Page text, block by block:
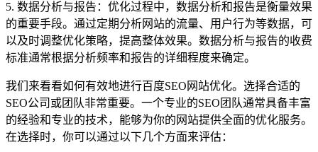
5. 数据分析与报告：优化过程中，数据分析和报告是衡量效果
的重要手段。通过定期分析网站的流量、用户行为等数据，可
以及时调整优化策略，提高整体效果。数据分析与报告的收费
标准通常根据分析频率和报告的详细程度来确定。
我们来看看如何有效地进行百度SEO网站优化。选择合适的
SEO公司或团队非常重要。一个专业的SEO团队通常具备丰富
的经验和专业的技术，能够为你的网站提供全面的优化服务。
在选择时，你可以通过以下几个方面来评估：